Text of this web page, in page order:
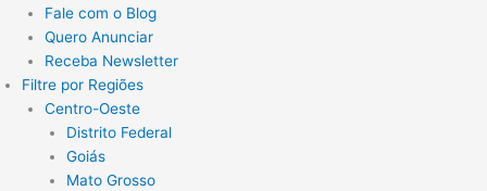
Fale com o Blog
Quero Anunciar
Receba Newsletter
Filtre por Regiões
Centro-Oeste
Distrito Federal
Goiás
Mato Grosso